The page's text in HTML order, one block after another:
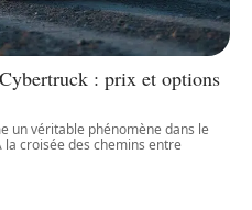
: prix et options
un véritable phénomène dans le
croisée des chemins entre